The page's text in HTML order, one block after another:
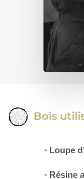
Bois
• Loupe
• Résine